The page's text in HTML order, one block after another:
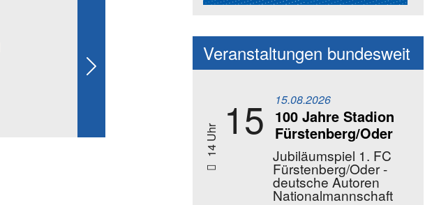
Next
Social Media Kanäle der
Veranstaltungen bundesweit
14 Uhr 15 15.08.2026
100 Jahre Stadion
Fürstenberg/Oder
Jubiläumspiel 1. FC
Fürstenberg/Oder -
deutsche Autoren
Nationalmannschaft